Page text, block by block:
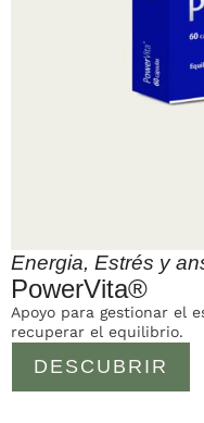
Energia, Estrés y
PowerVita®
DESCUBRIR
Apoyo para gestionar el
recuperar el equilibrio.